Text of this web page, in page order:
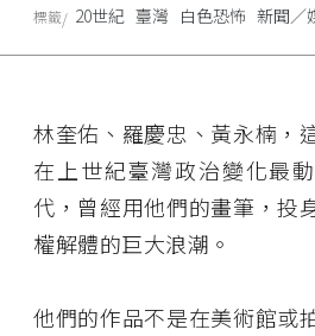
林奎佑、羅慶忠、黃永楠，
在上世紀臺灣政治變化最
代，曾經用他們的畫筆，投
權解體的巨大浪潮。
他們的作品不是在美術館或
標籤 20世紀 臺灣 白色恐怖 新聞／